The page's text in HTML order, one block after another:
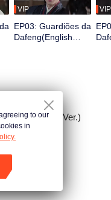
VIP
EP03: Guardiões da
Dafeng(English
VIP
(English Ver.)
to our
in